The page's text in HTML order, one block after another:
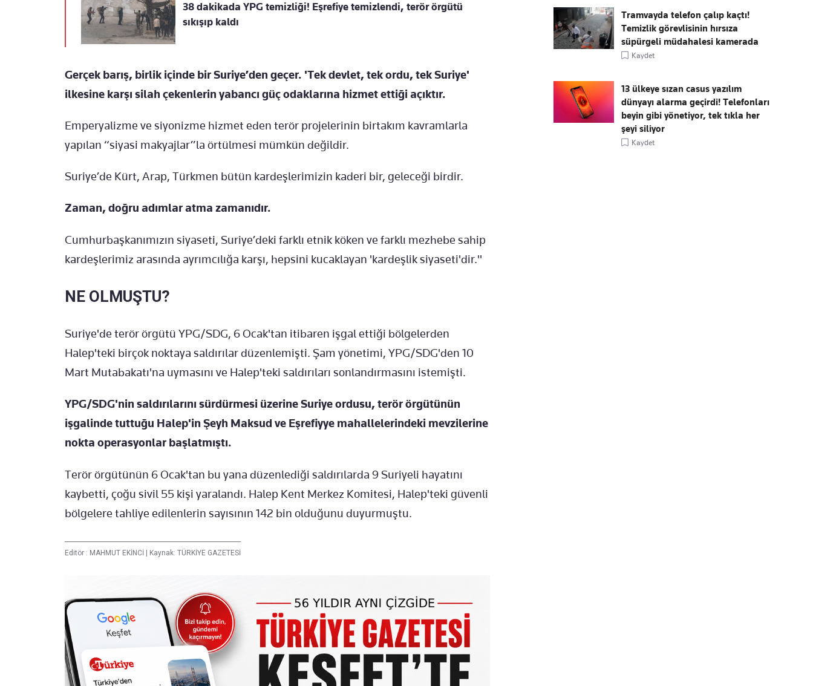
38 dakikada YPG temizliği! Eşrefiye temizlendi, terör örgütü
sıkışıp kaldı
Gerçek barış, birlik içinde bir Suriye’den geçer. 'Tek devlet, tek ordu, tek Suriye'
ilkesine karşı silah çekenlerin yabancı güç odaklarına hizmet ettiği açıktır.
Emperyalizme ve siyonizme hizmet eden terör projelerinin birtakım kavramlarla
yapılan “siyasi makyajlar”la örtülmesi mümkün değildir.
Suriye’de Kürt, Arap, Türkmen bütün kardeşlerimizin kaderi bir, geleceği birdir.
Zaman, doğru adımlar atma zamanıdır.
Cumhurbaşkanımızın siyaseti, Suriye’deki farklı etnik köken ve farklı mezhebe sahip
kardeşlerimiz arasında ayrımcılığa karşı, hepsini kucaklayan 'kardeşlik siyaseti'dir."
NE OLMUŞTU?
Suriye'de terör örgütü YPG/SDG, 6 Ocak'tan itibaren işgal ettiği bölgelerden
Halep'teki birçok noktaya saldırılar düzenlemişti. Şam yönetimi, YPG/SDG'den 10
Mart Mutabakatı'na uymasını ve Halep'teki saldırıları sonlandırmasını istemişti.
YPG/SDG'nin saldırılarını sürdürmesi üzerine Suriye ordusu, terör örgütünün
işgalinde tuttuğu Halep'in Şeyh Maksud ve Eşrefiyye mahallelerindeki mevzilerine
nokta operasyonlar başlatmıştı.
Terör örgütünün 6 Ocak'tan bu yana düzenlediği saldırılarda 9 Suriyeli hayatını
kaybetti, çoğu sivil 55 kişi yaralandı. Halep Kent Merkez Komitesi, Halep'teki güvenli
bölgelere tahliye edilenlerin sayısının 142 bin olduğunu duyurmuştu.
Editör : MAHMUT EKİNCİ Kaynak: TÜRKİYE GAZETESİ
Tramvayda telefon çalıp kaçtı!
Temizlik görevlisinin hırsıza
süpürgeli müdahalesi kamerada
Kaydet
13 ülkeye sızan casus yazılım
dünyayı alarma geçirdi! Telefonları
beyin gibi yönetiyor, tek tıkla her
şeyi siliyor
Kaydet